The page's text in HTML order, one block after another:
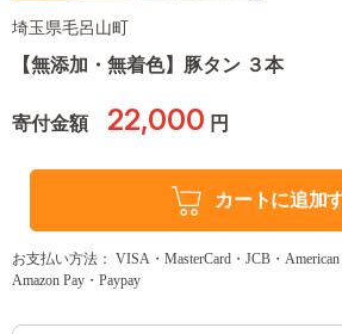
埼玉県毛呂山町
【無添加・無着色】豚タン ３本
寄付金額 22,000 円
カートに追加
お支払い方法： VISA・MasterCard・JCB・American
Amazon Pay・Paypay